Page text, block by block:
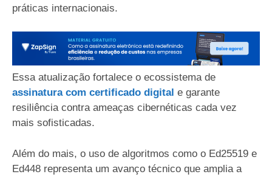
práticas internacionais.
Essa atualização fortalece o ecossistema de
assinatura com certificado digital e garante
resiliência contra ameaças cibernéticas cada vez
mais sofisticadas.
Além do mais, o uso de algoritmos como o Ed25519 e
Ed448 representa um avanço técnico que amplia a